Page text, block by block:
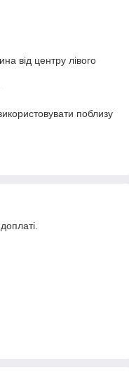
від центру лівого
поблизу